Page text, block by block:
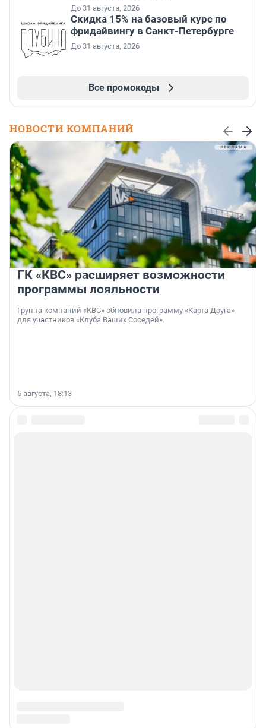
До 31 августа, 2026
Скидка 15% на базовый курс по
фридайвингу в Санкт-Петербурге
До 31 августа, 2026
Все промокоды
НОВОСТИ КОМПАНИЙ
ГК «КВС» расширяет возможности
программы лояльности
Группа компаний «КВС» обновила программу «Карта Друга»
для участников «Клуба Ваших Соседей».
5 августа, 18:13